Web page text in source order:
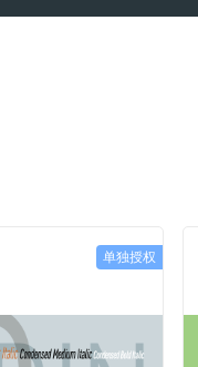
单独授权